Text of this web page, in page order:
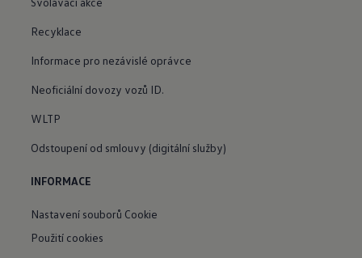
Recyklace
Informace pro nezávislé oprávce
Neoficiální dovozy vozů ID.
WLTP
Odstoupení od smlouvy (digitální služby)
INFORMACE
Nastavení souborů Cookie
Použití cookies